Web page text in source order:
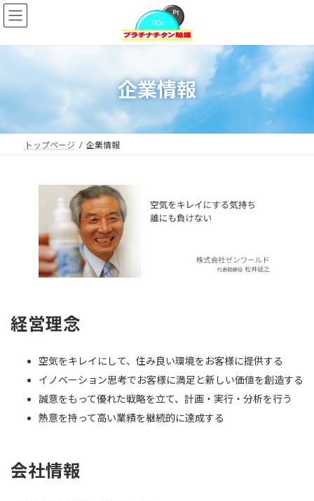
コ
ン
ン
プ
ナ
ビ
ー
動
企業情報
トップページ 企業情報
経営理念
空気をキレイにして、住み良い環境をお客様に提供する
イノベーション思考でお客様に満足と新しい価値を創造する
誠意をもって優れた戦略を立て、計画・実行・分析を行う
熱意を持って高い業績を継続的に達成する
会社情報